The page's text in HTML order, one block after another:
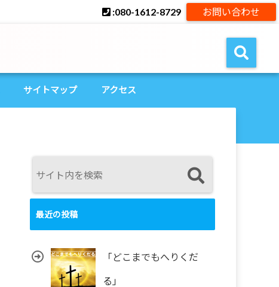
お問い合わせ
:080-1612-8729
サイトマップ アクセス
最近の投稿
「どこまでもへりくだ
る」